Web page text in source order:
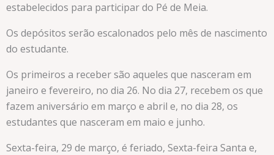
estabelecidos para participar do Pé de Meia.
Os depósitos serão escalonados pelo mês de nascimento
do estudante.
Os primeiros a receber são aqueles que nasceram em
janeiro e fevereiro, no dia 26. No dia 27, recebem os que
fazem aniversário em março e abril e, no dia 28, os
estudantes que nasceram em maio e junho.
Sexta-feira, 29 de março, é feriado, Sexta-feira Santa e,